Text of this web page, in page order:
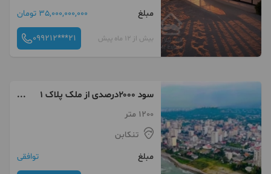
مبلغ
35,000,000,000 تومان
بیش از 12 ماه پیش 099212***21
سود ۲۰۰۰درصدی از ملک پلاک ۱
دریا
1200 متر
تنکابن
مبلغ
توافقی